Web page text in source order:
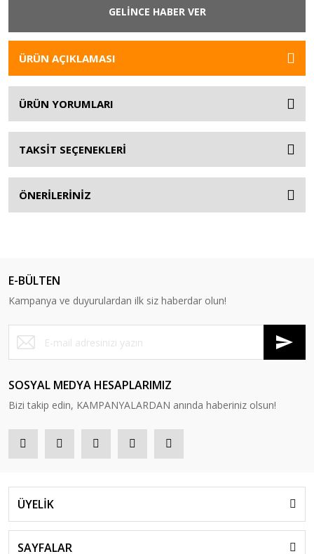
GELİNCE HABER VER
ÜRÜN AÇIKLAMASI
ÜRÜN YORUMLARI
TAKSİT SEÇENEKLERİ
ÖNERİLERİNİZ
E-BÜLTEN
Kampanya ve duyurulardan ilk siz haberdar olun!
SOSYAL MEDYA HESAPLARIMIZ
Bizi takip edin, KAMPANYALARDAN anında haberiniz olsun!
ÜYELİK
SAYFALAR